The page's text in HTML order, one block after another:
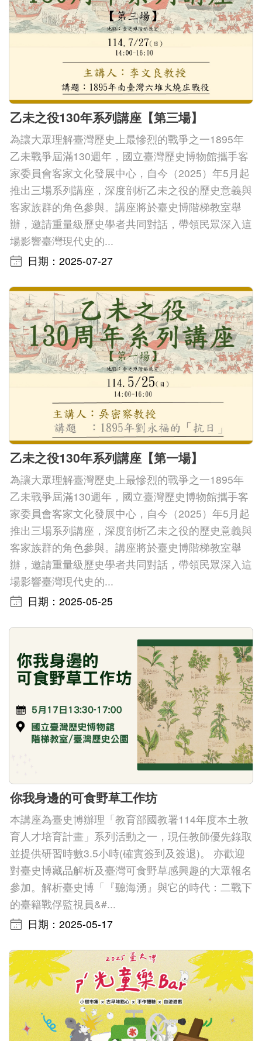
下
載
障
礙
專
區
加
入
我
們
中文
日本語
English
Pilipino
ខេមរភាសា
Bahasa
Melayu
ไทย
Bahasa
Indonesia
Việt Nam
乙未之役130年系列講座【第三場】
為讓大眾理解臺灣歷史上最慘烈的戰爭之一1895年
乙未戰爭屆滿130週年，國立臺灣歷史博物館攜手客
家委員會客家文化發展中心，自今（2025）年5月起
推出三場系列講座，深度剖析乙未之役的歷史意義與
客家族群的角色參與。講座將於臺史博階梯教室舉
辦，邀請重量級歷史學者共同對話，帶領民眾深入這
場影響臺灣現代史的...
日期：2025-07-27
乙未之役130年系列講座【第一場】
為讓大眾理解臺灣歷史上最慘烈的戰爭之一1895年
乙未戰爭屆滿130週年，國立臺灣歷史博物館攜手客
家委員會客家文化發展中心，自今（2025）年5月起
推出三場系列講座，深度剖析乙未之役的歷史意義與
客家族群的角色參與。講座將於臺史博階梯教室舉
辦，邀請重量級歷史學者共同對話，帶領民眾深入這
場影響臺灣現代史的...
日期：2025-05-25
你我身邊的可食野草工作坊
本講座為臺史博辦理「教育部國教署114年度本土教
育人才培育計畫」系列活動之一，現任教師優先錄取
並提供研習時數3.5小時(確實簽到及簽退)。 亦歡迎
對臺史博藏品解析及臺灣可食野草感興趣的大眾報名
參加。解析臺史博「『聽海湧』與它的時代：二戰下
的臺籍戰俘監視員&#...
日期：2025-05-17